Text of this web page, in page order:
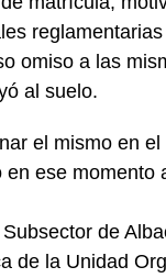
omiso a las
al suelo.
el mismo en
ese momento
de
de la Unidad